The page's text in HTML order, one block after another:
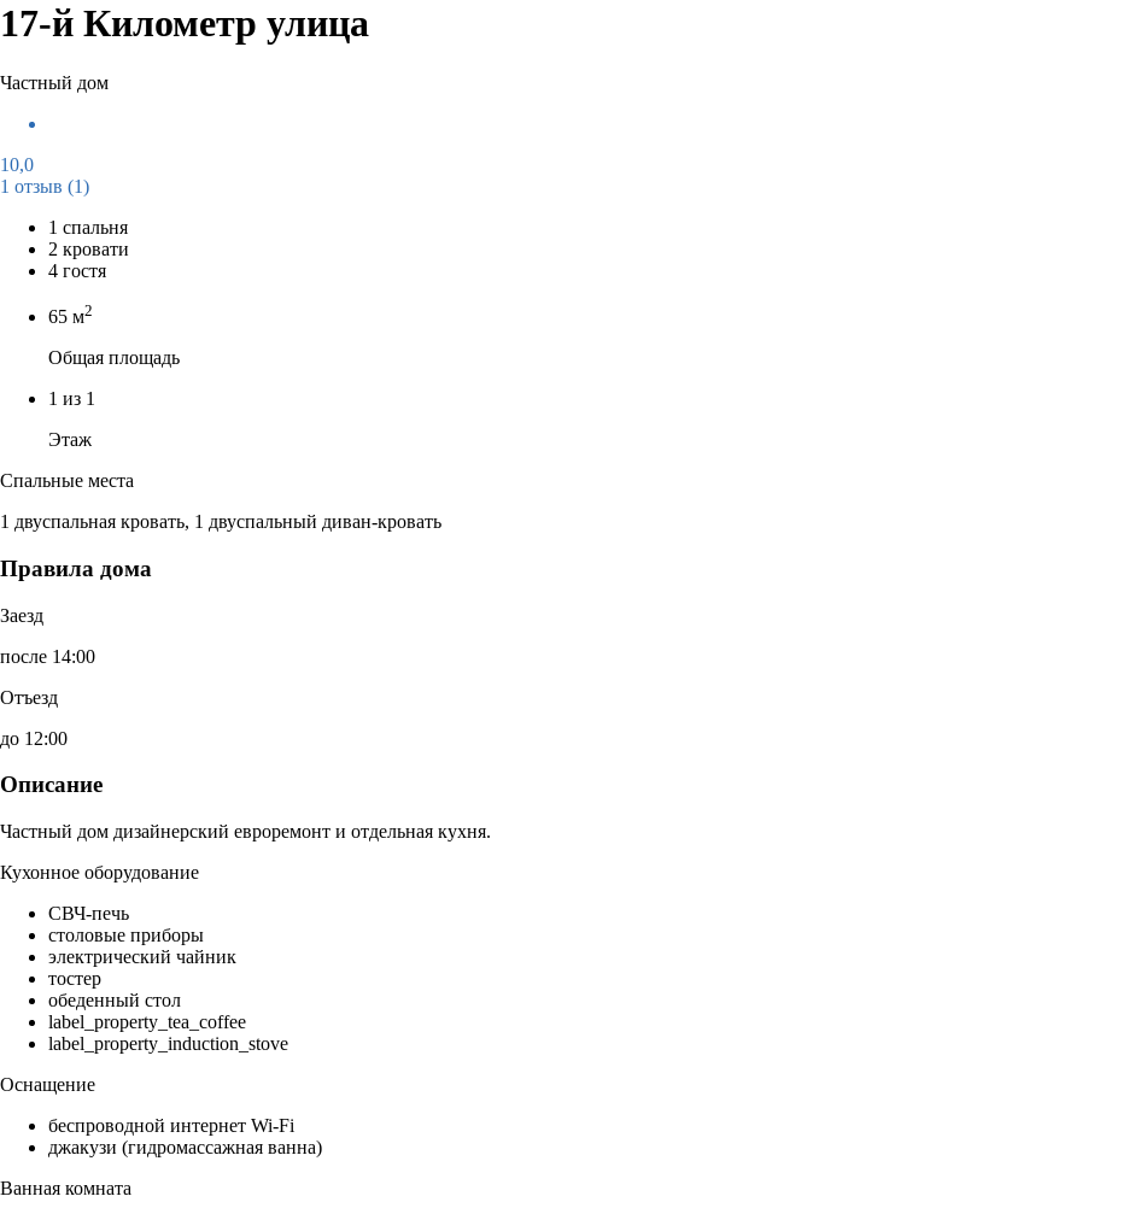
17-й Километр улица
Частный дом
10,0
1 отзыв (1)
1 спальня
2 кровати
4 гостя
65 м2
Общая площадь
1 из 1
Этаж
Спальные места
1 двуспальная кровать, 1 двуспальный диван-кровать
Правила дома
Заезд
после 14:00
Отъезд
до 12:00
Описание
Частный дом дизайнерский евроремонт и отдельная кухня.
Кухонное оборудование
СВЧ-печь
столовые приборы
электрический чайник
тостер
обеденный стол
label_property_tea_coffee
label_property_induction_stove
Оснащение
беспроводной интернет Wi-Fi
джакузи (гидромассажная ванна)
Ванная комната